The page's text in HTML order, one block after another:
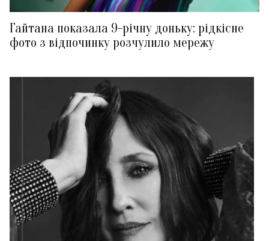
Гайтана показала 9-річну доньку: рідкісне
фото з відпочинку розчулило мережу